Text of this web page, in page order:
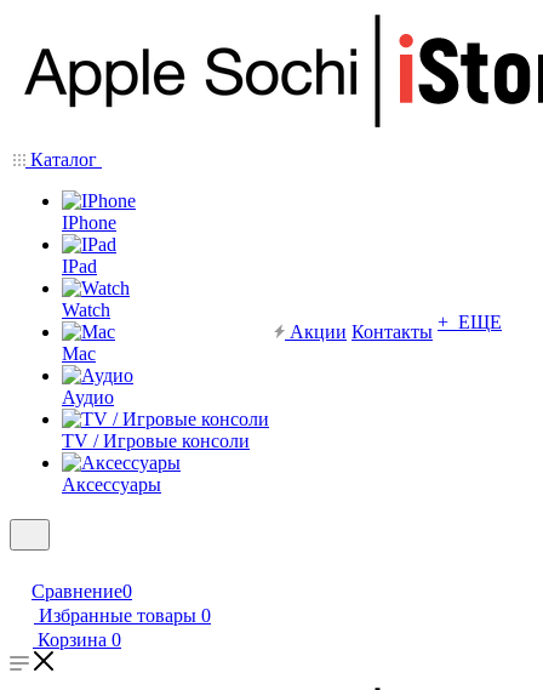
Каталог
IPhone
IPad
Watch
Mac
Аудио
TV / Игровые консоли
Аксессуары
Акции Контакты + ЕЩЕ
Сравнение0
Избранные товары 0
Корзина 0